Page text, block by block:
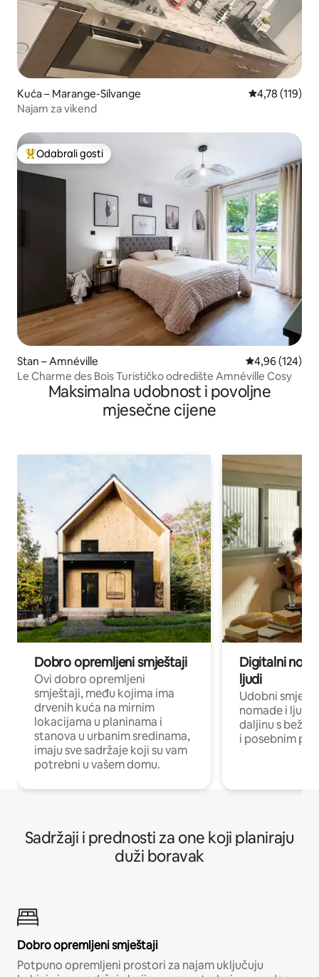
Kuća – Marange-Silvange Prosječna
4,78 (119)
Najam za vikend
Među najviše rangiranima s oznakom „Odabrali gosti”
Odabrali gosti
Stan – Amnéville Prosječna
4,96 (124)
Le Charme des Bois Turističko odredište Amnéville Cosy
Maksimalna udobnost i povoljne
mjesečne cijene
Dobro opremljeni smještaji
Ovi dobro opremljeni
smještaji, među kojima ima
drvenih kuća na mirnim
lokacijama u planinama i
stanova u urbanim sredinama,
imaju sve sadržaje koji su vam
potrebni u vašem domu.
Digitalni
ljudi
Udobni
nomade i ljude
daljinu s
i posebnim
Sadržaji i prednosti za one koji planiraju
duži boravak
Dobro opremljeni smještaji
Potpuno opremljeni prostori za najam uključuju